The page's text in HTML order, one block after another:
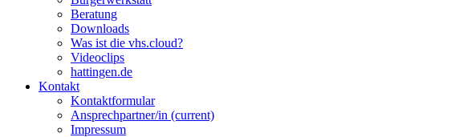
Beratung
Downloads
Was ist die vhs.cloud?
Videoclips
hattingen.de
Kontakt
Kontaktformular
Ansprechpartner/in (current)
Impressum